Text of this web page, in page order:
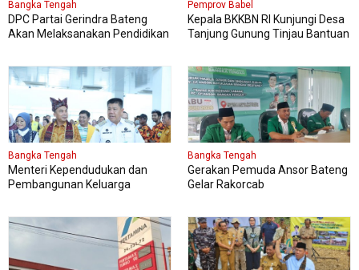
Bangka Tengah
DPC Partai Gerindra Bateng
Akan Melaksanakan Pendidikan
Pemprov Babel
Kepala BKKBN RI Kunjungi Desa
Tanjung Gunung Tinjau Bantuan
Bangka Tengah
Menteri Kependudukan dan
Pembangunan Keluarga
Bangka Tengah
Gerakan Pemuda Ansor Bateng
Gelar Rakorcab